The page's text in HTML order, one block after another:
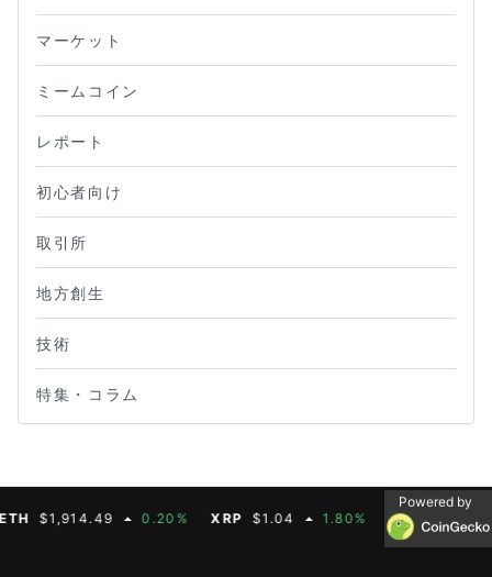
マーケット
ミームコイン
レポート
初心者向け
取引所
地方創生
技術
特集・コラム
$1,914.49 0.20% XRP $1.04 1.80% BNB $603.21
Powered by